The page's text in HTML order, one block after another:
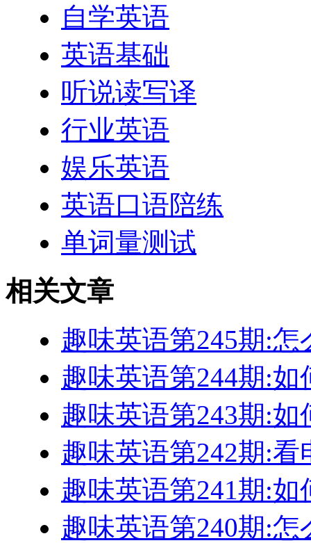
自学英语
英语基础
听说读写译
行业英语
娱乐英语
英语口语陪练
单词量测试
相关文章
趣味英语第245期:
趣味英语第244期:如
趣味英语第243期:如
趣味英语第242期:
趣味英语第241期:
趣味英语第240期: